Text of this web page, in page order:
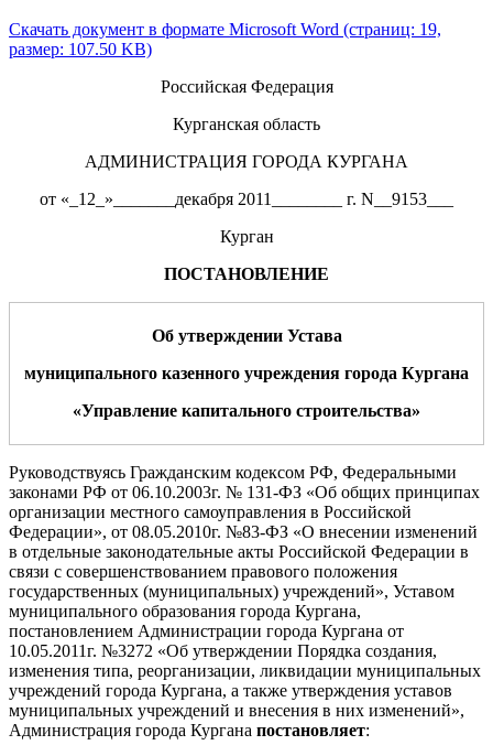
Скачать документ в формате Microsoft Word (страниц: 19,
размер: 107.50 KB)
Российская Федерация
Курганская область
АДМИНИСТРАЦИЯ ГОРОДА КУРГАНА
от «_12_»_______декабря 2011________ г. N__9153___
Курган
ПОСТАНОВЛЕНИЕ
Об утверждении Устава
муниципального казенного учреждения города Кургана
«Управление капитального строительства»
Руководствуясь Гражданским кодексом РФ, Федеральными
законами РФ от 06.10.2003г. № 131-ФЗ «Об общих принципах
организации местного самоуправления в Российской
Федерации», от 08.05.2010г. №83-ФЗ «О внесении изменений
в отдельные законодательные акты Российской Федерации в
связи с совершенствованием правового положения
государственных (муниципальных) учреждений», Уставом
муниципального образования города Кургана,
постановлением Администрации города Кургана от
10.05.2011г. №3272 «Об утверждении Порядка создания,
изменения типа, реорганизации, ликвидации муниципальных
учреждений города Кургана, а также утверждения уставов
муниципальных учреждений и внесения в них изменений»,
Администрация города Кургана постановляет: